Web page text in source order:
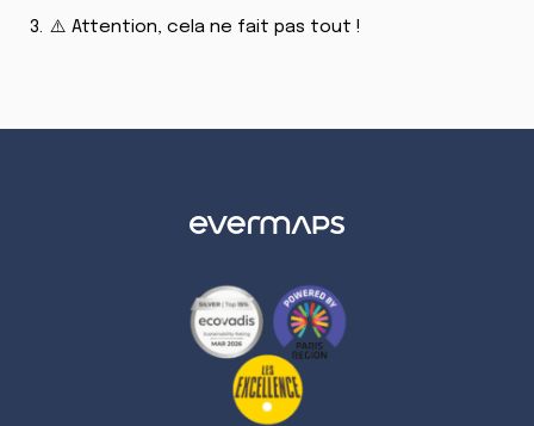
3. ⚠️ Attention, cela ne fait pas tout !